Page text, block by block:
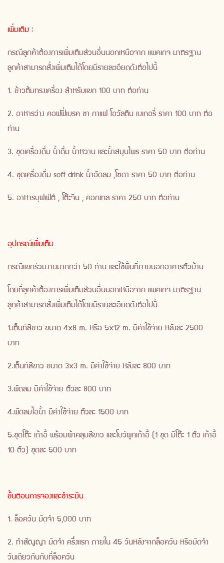
เพิ่มเติม :
กรณีลูกค้าต้องการเพิ่มเติมส่วนอื่นนอกเหนือจาก แพคเกจ มาตรฐาน
ลูกค้าสามารถสั่งเพิ่มเติมได้โดยมีรายละเอียดดังต่อไปนี้
1. ข้าวต้มทรงเครื่อง สำหรับแขก 100 บาท ต่อท่าน
2. อาหารว่าง คอฟฟี่เบรค ชา กาแฟ โอวัลติน เบเกอรี่ ราคา 100 บาท ต่อ
ท่าน
3. ชุดเครื่องดื่ม น้ำดื่ม น้ำหวาน และน้ำสมุนไพร ราคา 50 บาท ต่อท่าน
4. ชุดเครื่องดื่ม soft drink น้ำอัดลม ,โซดา ราคา 50 บาท ต่อท่าน
5. อาหารบุฟเฟ่ต์ , โต๊ะจีน , คอกเทล ราคา 250 บาท ต่อท่าน
อุปกรณ์เพิ่มเติม
กรณีแขกร่วมงานมากกว่า 50 ท่าน และใช้พื้นที่ภายนอกอาคารตัวบ้าน
โดยที่ลูกค้าต้องการเพิ่มเติมส่วนอื่นนอกเหนือจาก แพคเกจ มาตรฐาน
ลูกค้าสามารถสั่งเพิ่มเติมได้โดยมีรายละเอียดดังต่อไปนี้
1.เต็นท์สีขาว ขนาด 4x8 m. หรือ 5x12 m. มีค่าใช้จ่าย หลังละ 2500
บาท
2.เต็นท์สีขาว ขนาด 3x3 m. มีค่าใช้จ่าย หลังละ 800 บาท
3.พัดลม มีค่าใช้จ่าย ตัวละ 800 บาท
4.พัดลมไอน้ำ มีค่าใช้จ่าย ตัวละ 1500 บาท
5.ชุดโต๊ะ เก้าอี้ พร้อมผ้าคลุมสีขาว และโบว์ผูกเก้าอี้ (1 ชุด มีโต๊ะ 1 ตัว เก้าอี้
10 ตัว) ชุดละ 500 บาท
ขั้นตอนการจองและชำระเงิน
1. ล็อควัน มัดจำ 5,000 บาท
2. ทำสัญญา มัดจำ ครึ่งแรก ภายใน 45 วันหลังจากล็อควัน หรือมัดจำ
วันเดียวกันกับที่ล็อควัน